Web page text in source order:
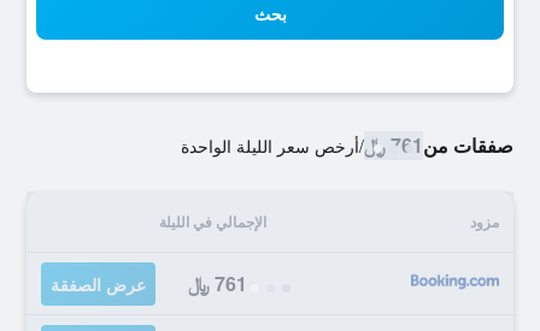
بحث
صفقات من761 ﷼ /أرخص سعر الليلة الواحدة
مزود الإجمالي في الليلة
761 ﷼ عرض الصفقة